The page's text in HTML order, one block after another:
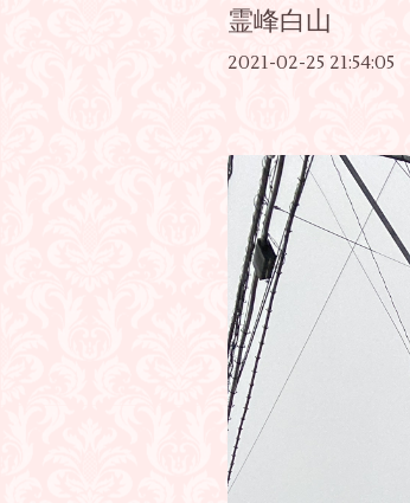
霊峰白山
2021-02-25 21:54:05